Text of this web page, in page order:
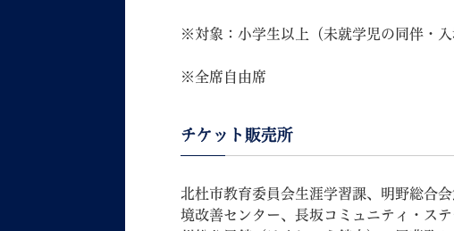
※対象：小学生以上（未就学児の同伴・入
※全席自由席
チケット販売所
北杜市教育委員会生涯学習課、明野総合
境改善センター、長坂コミュニティ・ス